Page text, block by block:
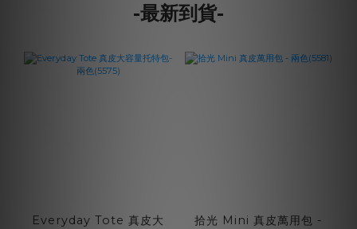
-最新到貨-
Everyday Tote 真皮大
拾光 Mini 真皮萬用包 -